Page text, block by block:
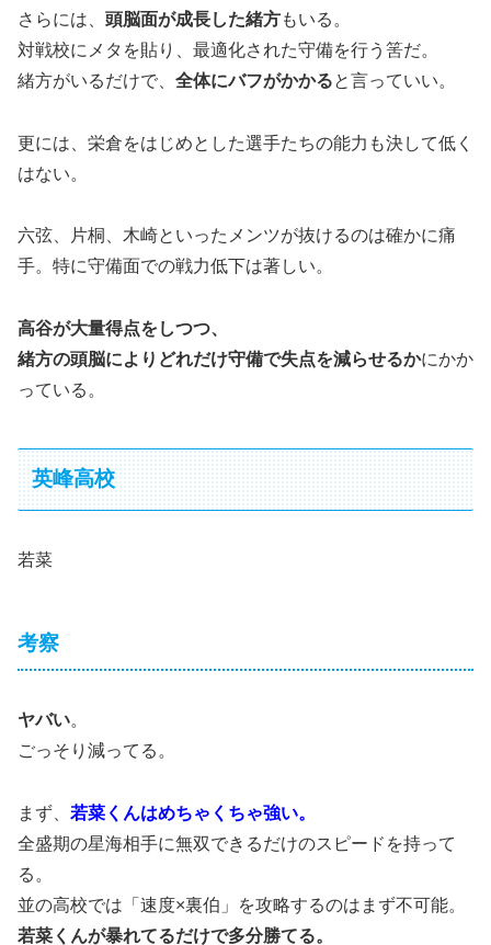
さらには、 頭脳面が成長した緒方もいる。
対戦校にメタを貼り、最適化された守備を行う筈だ。
緒方がいるだけで、 全体にバフがかかると言っていい。
更には、栄倉をはじめとした選手たちの能力も決して低く
はない。
六弦、片桐、木崎といったメンツが抜けるのは確かに痛
手。特に守備面での戦力低下は著しい。
高谷が大量得点をしつつ、
緒方の頭脳によりどれだけ守備で失点を減らせるかにかか
っている。
英峰高校
若菜
考察
ヤバい。
ごっそり減ってる。
まず、 若菜くんはめちゃくちゃ強い。
全盛期の星海相手に無双できるだけのスピードを持って
る。
並の高校では「速度×裏伯」を攻略するのはまず不可能。
若菜くんが暴れてるだけで多分勝てる。